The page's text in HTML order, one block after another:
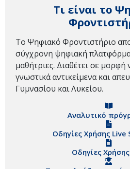
Τι είναι το
Το Ψηφιακό Φροντιστήριο
σύγχρονη ψηφιακή πλατφόρμα
μαθήτριες. Διαθέτει σε μορφή
γνωστικά αντικείμενα και
Γυμνασίου και Λυκείου.
Αναλυτικό
Οδηγίες Χρήσης Live
Οδηγίες